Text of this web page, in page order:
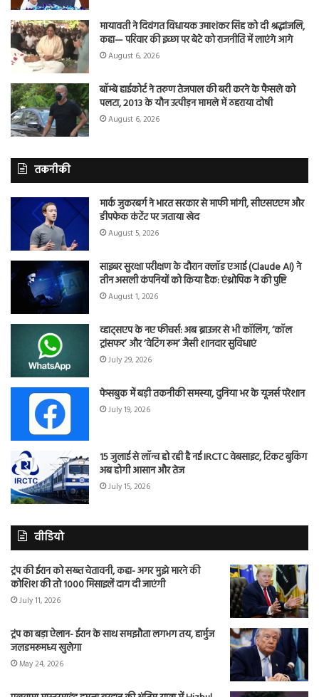
मायावती ने दिवंगत विधायक उमाशंकर सिंह को दी श्रद्धांजलि,
कहा— परिवार की इच्छा पर बेटे को राजनीति में लाएंगे आगे
August 6, 2026
बॉम्बे हाईकोर्ट ने तरुण तेजपाल की बरी करने के फैसले को
पलटा, 2013 के यौन उत्पीड़न मामले में ठहराया दोषी
August 6, 2026
तकनीकी
मार्क जुकरबर्ग ने भारत सरकार से माफी मांगी, सीएसएएम और
डीपफेक कंटेंट पर जताया खेद
August 5, 2026
साइबर सुरक्षा परीक्षण के दौरान क्लॉड एआई (Claude AI) ने
तीन असली कंपनियों को किया हैक: एंथ्रोपिक ने की पुष्टि
August 1, 2026
व्हाट्सएप के नए फीचर्स: अब ब्राउजर से भी कॉलिंग, ‘कॉल
ट्रांसफर’ और ‘वेटिंग रूम’ जैसी शानदार सुविधाएं
July 29, 2026
फेसबुक में बड़ी तकनीकी समस्या, दुनिया भर के यूजर्स परेशान
July 19, 2026
15 जुलाई से लॉन्च हो रही है नई IRCTC वेबसाइट, टिकट बुकिंग
अब होगी आसान और तेज
July 15, 2026
वीडियो
ट्रंप की ईरान को सख्त चेतावनी, कहा- अगर मुझे मारने की
कोशिश की तो 1000 मिसाइलें दाग दी जाएंगी
July 11, 2026
ट्रंप का बड़ा ऐलान- ईरान के साथ समझौता लगभग तय, हार्मुज
जलडमरूमध्य खुलेगा
May 24, 2026